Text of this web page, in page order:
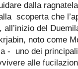
dalla
scoperta che
all’inizio del
noto come
- uno dei
alle